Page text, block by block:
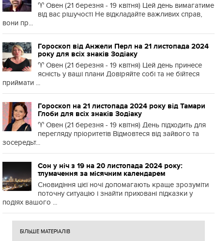
♈️ Овен (21 березня - 19 квітня) Цей день вимагатиме
від вас рішучості Не відкладайте важливих справ,
вони пр...
Гороскоп від Анжели Перл на 21 листопада 2024
року для всіх знаків Зодіаку
♈️ Овен (21 березня - 19 квітня) Цей день принесе
ясність у ваші плани Довіряйте собі та не бійтеся
приймати ...
Гороскоп на 21 листопада 2024 року від Тамари
Глоби для всіх знаків Зодіаку
♈️ Овен (21 березня - 19 квітня) День підходить для
перегляду пріоритетів Відмовтеся від зайвого та
зосередьт...
Сон у ніч з 19 на 20 листопада 2024 року:
тлумачення за місячним календарем
Сновидіння цієї ночі допомагають краще зрозуміти
поточну ситуацію і знайти приховані підказки у
подіях вашого ...
БІЛЬШЕ МАТЕРІАЛІВ